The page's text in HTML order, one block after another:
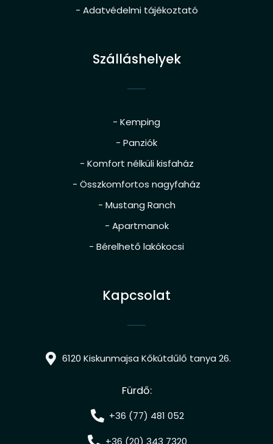
- Adatvédelmi tájékoztató
Szálláshelyek
- Kemping
- Panziók
- Komfort nélküli kisfaház
- Összkomfortos nagyfaház
- Mustang Ranch
- Apartmanok
- Bérelhető lakókocsi
Kapcsolat
6120 Kiskunmajsa Kőkútdűlő tanya 26.
Fürdő:
+36 (77) 481 052
+36 (20) 343 7320